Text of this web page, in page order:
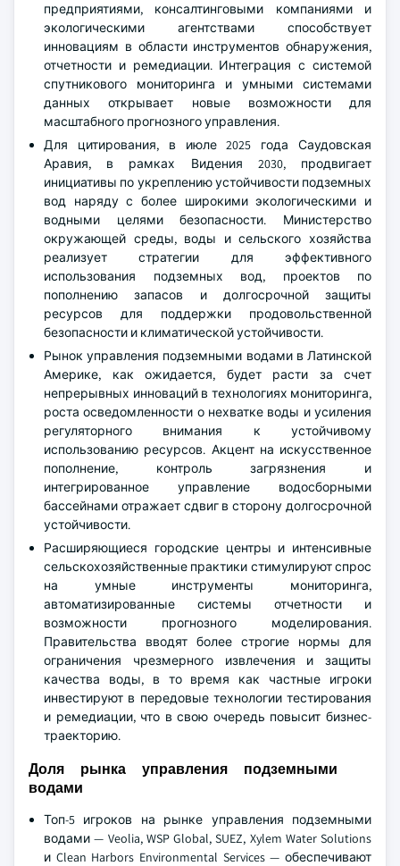
предприятиями, консалтинговыми компаниями и
экологическими агентствами способствует
инновациям в области инструментов обнаружения,
отчетности и ремедиации. Интеграция с системой
спутникового мониторинга и умными системами
данных открывает новые возможности для
масштабного прогнозного управления.
Для цитирования, в июле 2025 года Саудовская
Аравия, в рамках Видения 2030, продвигает
инициативы по укреплению устойчивости подземных
вод наряду с более широкими экологическими и
водными целями безопасности. Министерство
окружающей среды, воды и сельского хозяйства
реализует стратегии для эффективного
использования подземных вод, проектов по
пополнению запасов и долгосрочной защиты
ресурсов для поддержки продовольственной
безопасности и климатической устойчивости.
Рынок управления подземными водами в Латинской
Америке, как ожидается, будет расти за счет
непрерывных инноваций в технологиях мониторинга,
роста осведомленности о нехватке воды и усиления
регуляторного внимания к устойчивому
использованию ресурсов. Акцент на искусственное
пополнение, контроль загрязнения и
интегрированное управление водосборными
бассейнами отражает сдвиг в сторону долгосрочной
устойчивости.
Расширяющиеся городские центры и интенсивные
сельскохозяйственные практики стимулируют спрос
на умные инструменты мониторинга,
автоматизированные системы отчетности и
возможности прогнозного моделирования.
Правительства вводят более строгие нормы для
ограничения чрезмерного извлечения и защиты
качества воды, в то время как частные игроки
инвестируют в передовые технологии тестирования
и ремедиации, что в свою очередь повысит бизнес-
траекторию.
Доля рынка управления подземными
водами
Топ-5 игроков на рынке управления подземными
водами — Veolia, WSP Global, SUEZ, Xylem Water Solutions
и Clean Harbors Environmental Services — обеспечивают